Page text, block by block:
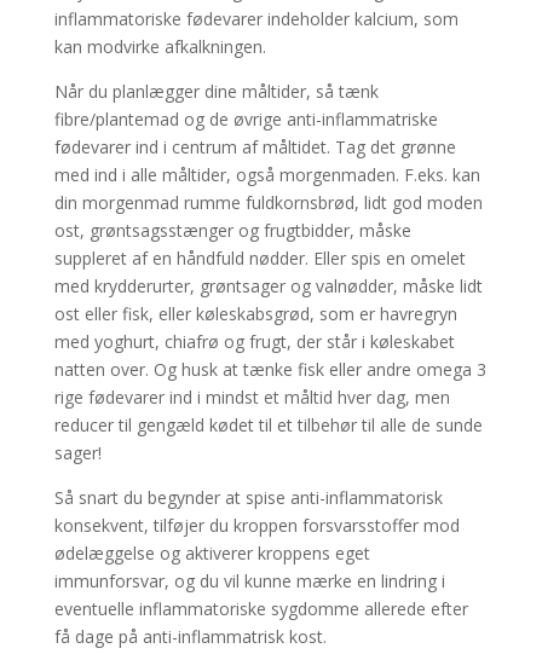
inflammatoriske fødevarer indeholder kalcium, som
kan modvirke afkalkningen.
Når du planlægger dine måltider, så tænk
fibre/plantemad og de øvrige anti-inflammatriske
fødevarer ind i centrum af måltidet. Tag det grønne
med ind i alle måltider, også morgenmaden. F.eks. kan
din morgenmad rumme fuldkornsbrød, lidt god moden
ost, grøntsagsstænger og frugtbidder, måske
suppleret af en håndfuld nødder. Eller spis en omelet
med krydderurter, grøntsager og valnødder, måske lidt
ost eller fisk, eller køleskabsgrød, som er havregryn
med yoghurt, chiafrø og frugt, der står i køleskabet
natten over. Og husk at tænke fisk eller andre omega 3
rige fødevarer ind i mindst et måltid hver dag, men
reducer til gengæld kødet til et tilbehør til alle de sunde
sager!
Så snart du begynder at spise anti-inflammatorisk
konsekvent, tilføjer du kroppen forsvarsstoffer mod
ødelæggelse og aktiverer kroppens eget
immunforsvar, og du vil kunne mærke en lindring i
eventuelle inflammatoriske sygdomme allerede efter
få dage på anti-inflammatrisk kost.